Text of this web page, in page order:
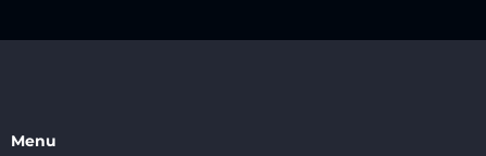
Menu